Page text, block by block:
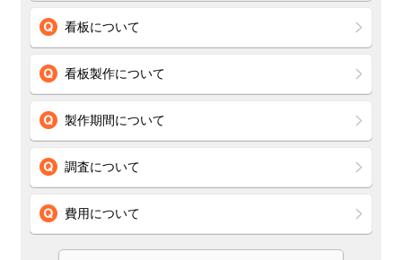
看板について
看板製作について
製作期間について
調査について
費用について